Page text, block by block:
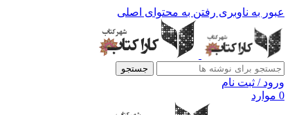
عبور به ناوبری رفتن به محتوای اصلی
جستجو
ورود / ثبت نام
0 موارد